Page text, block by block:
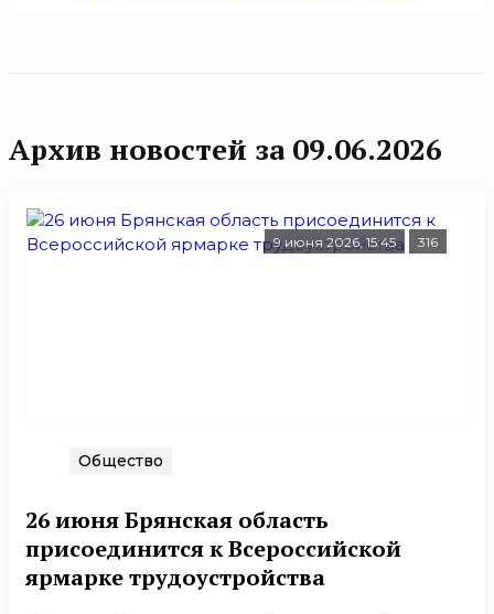
Архив новостей за 09.06.2026
9 июня 2026, 15:45 316
Общество
26 июня Брянская область
присоединится к Всероссийской
ярмарке трудоустройства